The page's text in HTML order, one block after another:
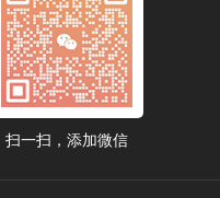
扫一扫，添加微信